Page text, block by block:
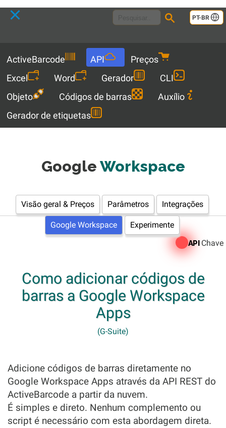
PT-BR
ActiveBarcode API
Preços
Excel
Word Gerador
CLI
Objeto
Códigos de barras
Auxílio
Gerador de etiquetas
Google Workspace
Visão geral & Preços Parâmetros Integrações
Google Workspace Experimente
APIChave
Como adicionar códigos de
barras a Google Workspace
Apps
(G-Suite)
Adicione códigos de barras diretamente no
Google Workspace Apps através da API REST do
ActiveBarcode a partir da nuvem.
É simples e direto. Nenhum complemento ou
script é necessário com esta abordagem direta.